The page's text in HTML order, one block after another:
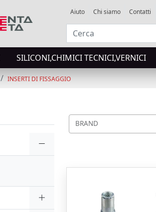
Aiuto Chi siamo Contatti
SILICONI,CHIMICI TECNICI,VERNICI
INSERTI DI FISSAGGIO
BRAND